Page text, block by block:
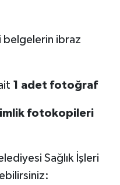
belgelerin ibraz
1 adet fotoğraf
fotokopileri
Sağlık İşleri